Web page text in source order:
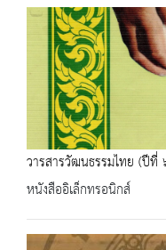
วารสารวัฒนธรรมไทย (ปี
หนังสืออิเล็กทรอนิกส์